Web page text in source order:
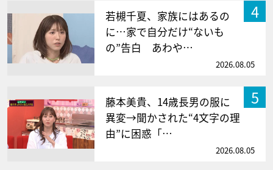
4
若槻千夏、家族にはあるの
に…家で自分だけ“ないも
の”告白 あわや…
2026.08.05
5
藤本美貴、14歳長男の服に
異変→聞かされた“4文字の理
由”に困惑「…
2026.08.05